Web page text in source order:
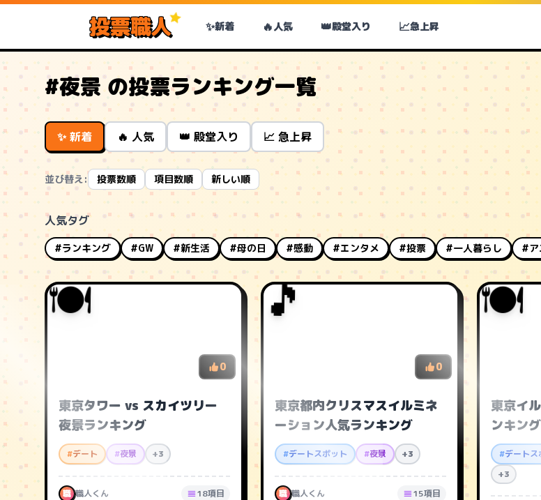
投票職人 ✨新着 🔥人気 👑殿堂入り 📈急上昇
#夜景 の投票ランキング一覧
✨ 新着 🔥 人気 👑 殿堂入り 📈 急上昇
並び替え: 投票数順 項目数順 新しい順
人気タグ
#ランキング #GW #新生活 #母の日 #感動 #エンタメ #投票 #一人暮らし #ア
🍽️
0
東京タワー vs スカイツリー
夜景ランキング
#デート #夜景 +3
職 職人くん 18項目
🎵
0
東京都内クリスマスイルミネ
ーション人気ランキング
#デートスポット #夜景 +3
職 職人くん 15項目
🍽️
東京イ
ンキング
#デートス
+3